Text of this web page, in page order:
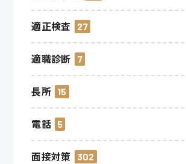
適正検査 27
適職診断 7
長所 15
電話 5
面接対策 302